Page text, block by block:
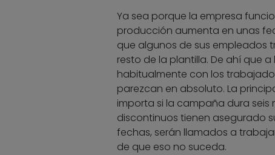
Ya sea porque la empresa
producción aumenta en unas
que algunos de sus empleados
resto de la plantilla. De ahí que
habitualmente con los
parezcan en absoluto. La
importa si la campaña dura seis
discontinuos tienen asegurado
fechas, serán llamados a
de que eso no suceda.